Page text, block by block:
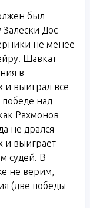
был
Залески Дос
не менее
Шавкат
в
и выиграл все
над
Рахмонов
не дрался
и выиграет
судей. В
не верим,
(две победы